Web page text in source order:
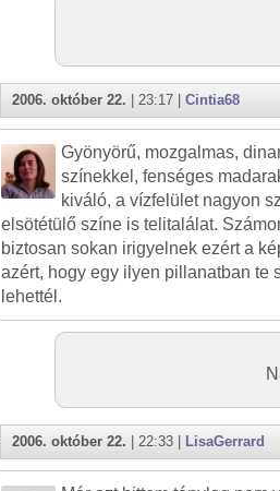
2006. október 22. | 23:17 | Cintia68
Gyönyörű, mozgalmas,
színekkel, fenséges
kiváló, a vízfelület nagyon
elsötétülő színe is telitalálat.
biztosan sokan irigyelnek ezért a
azért, hogy egy ilyen pillanatban te
lehettél.
2006. október 22. | 22:33 | LisaGerrard